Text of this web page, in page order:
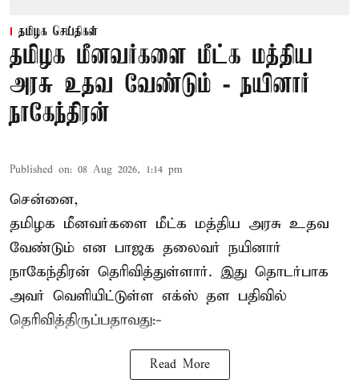
தமிழக செய்திகள்
தமிழக மீனவர்களை மீட்க மத்திய
அரசு உதவ வேண்டும் - நயினார்
நாகேந்திரன்
Published on: 08 Aug 2026, 1:14 pm
சென்னை,
தமிழக மீனவர்களை மீட்க மத்திய அரசு உதவ
வேண்டும் என பாஜக தலைவர் நயினார்
நாகேந்திரன் தெரிவித்துள்ளார். இது தொடர்பாக
அவர் வெளியிட்டுள்ள எக்ஸ் தள பதிவில்
தெரிவித்திருப்பதாவது:-
Read More